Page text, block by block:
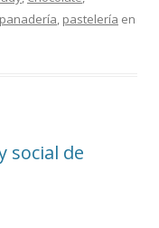
panadería, pastelería en
social de